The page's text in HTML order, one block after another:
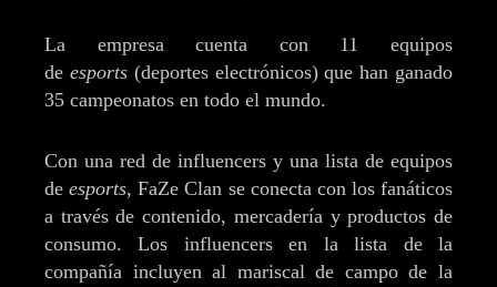
La empresa cuenta con 11 equipos
de esports(deportes electrónicos) que han ganado
35 campeonatos en todo el mundo.
Con una red de influencers y una lista de equipos
deesports, FaZe Clan se conecta con los fanáticos
a través de contenido, mercadería y productos de
consumo. Los influencers en la lista de la
compañía incluyen al mariscal de campo de la